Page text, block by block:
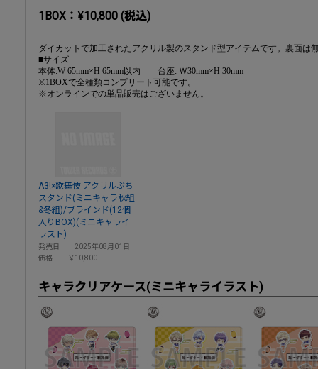
1BOX：¥10,800 (税込)
ダイカットで加工されたアクリル製のスタンド型アイテムです。裏面は
■サイズ
本体:W 65mm×H 65mm以内 台座: Ｗ30mm×H 30mm
※1BOXで全種類コンプリート可能です。
※オンラインでの単品販売はございません。
A3!×歌舞伎 アクリルぷち
スタンド(ミニキャラ秋組
&冬組)/ブラインド(12個
入りBOX)(ミニキャライ
ラスト)
発売日
2025年08月01日
価格
￥10,800
キャラクリアケース(ミニキャライラスト)